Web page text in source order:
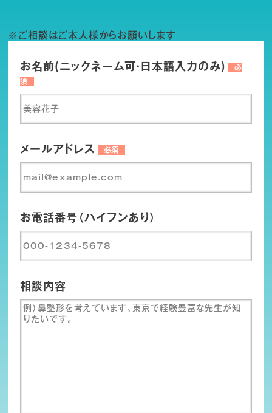
※ご相談はご本人様からお願いします
お名前(ニックネーム可・日本語入力のみ)
必
須
メールアドレス 必須
お電話番号（ハイフンあり）
相談内容